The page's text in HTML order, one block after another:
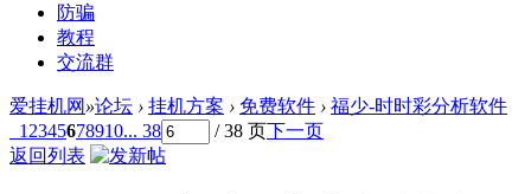
防骗
教程
交流群
爱挂机网 »论坛 › 挂机方案 › 免费软件 › 福少-时时彩分析软件
1 2345678910... 38 / 38 页下一页
返回列表